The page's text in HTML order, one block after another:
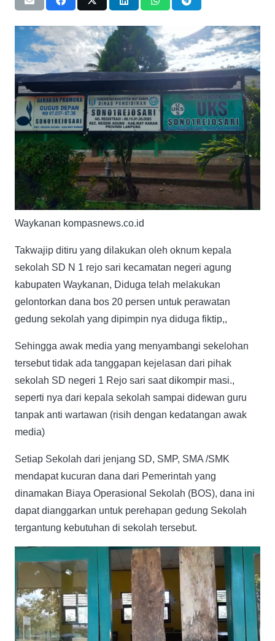
Waykanan kompasnews.co.id
Takwajip ditiru yang dilakukan oleh oknum kepala
sekolah SD N 1 rejo sari kecamatan negeri agung
kabupaten Waykanan, Diduga telah melakukan
gelontorkan dana bos 20 persen untuk perawatan
gedung sekolah yang dipimpin nya diduga fiktip,,
Sehingga awak media yang menyambangi sekelohan
tersebut tidak ada tanggapan kejelasan dari pihak
sekolah SD negeri 1 Rejo sari saat dikompir masi.,
seperti nya dari kepala sekolah sampai didewan guru
tanpak anti wartawan (risih dengan kedatangan awak
media)
Setiap Sekolah dari jenjang SD, SMP, SMA /SMK
mendapat kucuran dana dari Pemerintah yang
dinamakan Biaya Operasional Sekolah (BOS), dana ini
dapat dianggarkan untuk perehapan gedung Sekolah
tergantung kebutuhan di sekolah tersebut.